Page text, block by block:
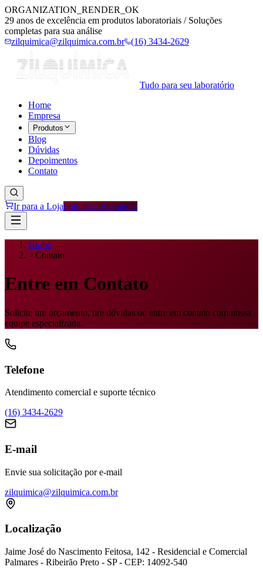
ORGANIZATION_RENDER_OK
29 anos de excelência em produtos laboratoriais / Soluções
completas para sua análise
zilquimica@zilquimica.com.br
(16) 3434-2629
Tudo para seu laboratório
Home
Empresa
Produtos
Blog
Dúvidas
Depoimentos
Contato
Ir para a LojaSolicitar Orçamento
Home
Contato
Entre em Contato
Solicite um orçamento, tire dúvidas ou entre em contato com nossa
equipe especializada.
Telefone
Atendimento comercial e suporte técnico
(16) 3434-2629
E-mail
Envie sua solicitação por e-mail
zilquimica@zilquimica.com.br
Localização
Jaime José do Nascimento Feitosa, 142 - Residencial e Comercial
Palmares - Ribeirão Preto - SP - CEP: 14092-540